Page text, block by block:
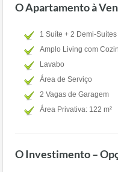
O Apartamento à
1 Suíte + 2 Demi-Suítes
Amplo Living com
Lavabo
Área de Serviço
2 Vagas de Garagem
Área Privativa: 122 m²
O Investimento –